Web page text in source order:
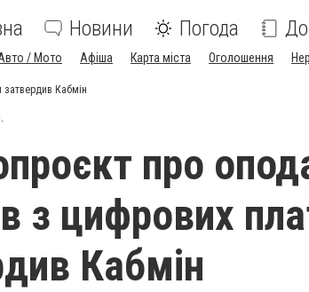
Новини Погода
/ Мото Афіша Карта міста Оголошення
Кабмін
про
з цифрових
Кабмін